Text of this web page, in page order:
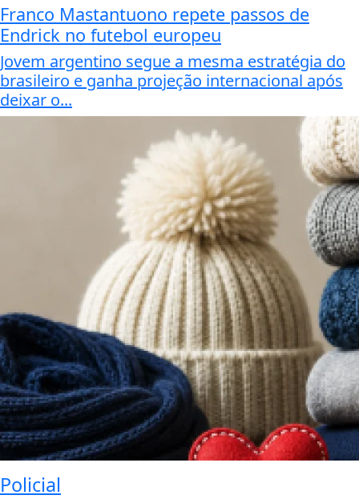
Franco Mastantuono repete passos de
Endrick no futebol europeu
Jovem argentino segue a mesma estratégia do
brasileiro e ganha projeção internacional após
deixar o...
Policial